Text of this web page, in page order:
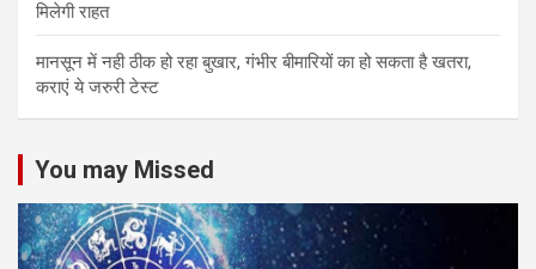
मिलेगी राहत
मानसून में नही ठीक हो रहा बुखार, गंभीर बीमारियों का हो सकता है खतरा,
कराएं ये जरुरी टेस्ट
You may Missed